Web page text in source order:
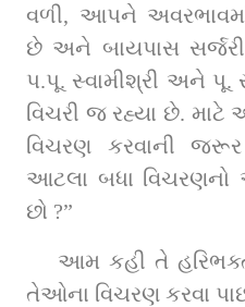
વળી, આપને અવરભાવમાં
છે અને બાયપાસ
પ.પૂ. સ્વામીશ્રી અને પૂ.
વિચરી જ રહ્યા છે.
વિચરણ કરવાની
આટલા બધા
છો ?”
આમ કહી તે
તેઓના વિચરણ કરવા